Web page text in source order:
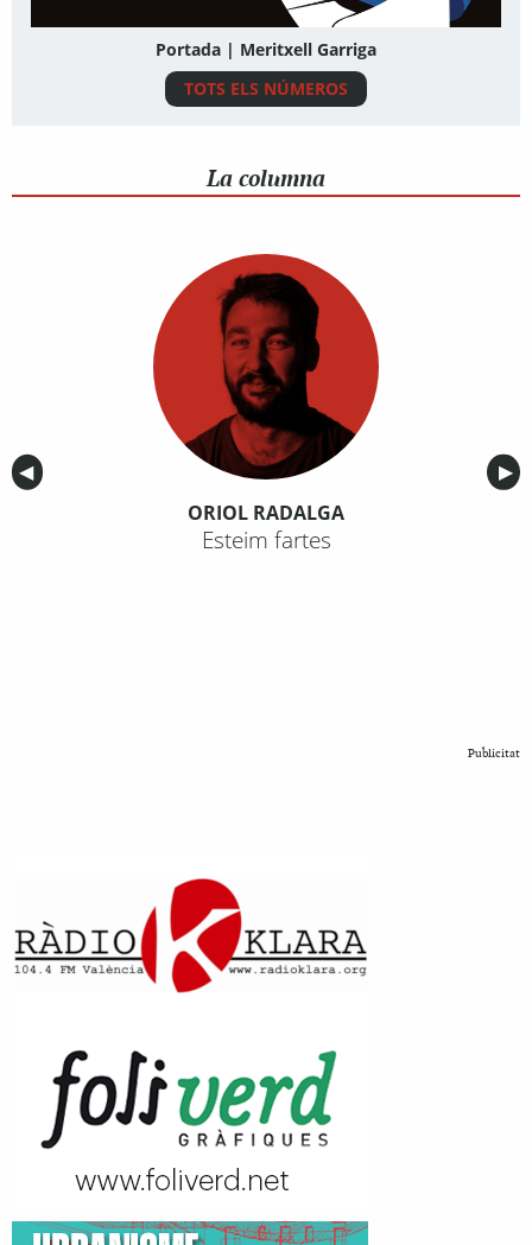
Portada | Meritxell Garriga
TOTS ELS NÚMEROS
La columna
Anterior
◀︎ ▶︎
ORIOL RADALGA
Esteim fartes
Publicitat